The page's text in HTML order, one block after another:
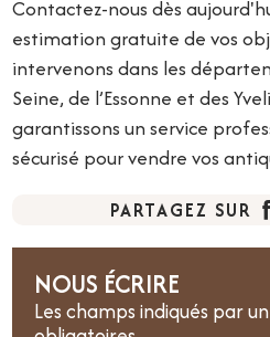
Contactez-nous dès
estimation gratuite de vos
intervenons dans les
Seine, de l’Essonne et des
garantissons un service
sécurisé pour vendre vos
PARTAGEZ SUR
NOUS ÉCRIRE
Les champs indiqués par